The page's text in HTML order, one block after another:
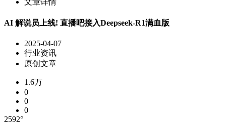
文章详情
AI 解说员上线! 直播吧接入Deepseek-R1满血版
2025-04-07
行业资讯
原创文章
1.6万
0
0
0
2592°